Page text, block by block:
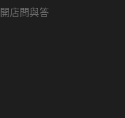
開店問與答